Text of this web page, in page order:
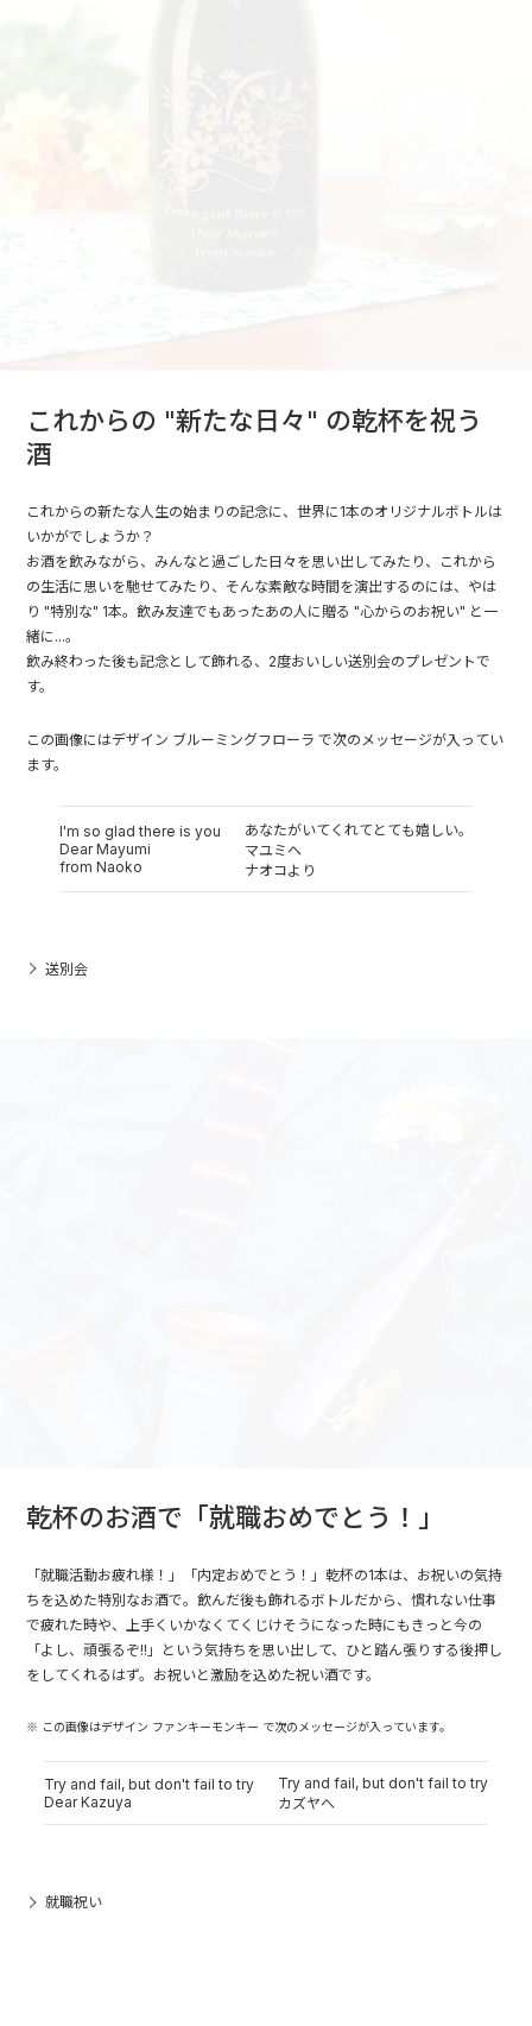
これからの "新たな日々" の乾杯を祝う
酒
これからの新たな人生の始まりの記念に、世界に1本のオリジナルボトルは
いかがでしょうか？
お酒を飲みながら、みんなと過ごした日々を思い出してみたり、これから
の生活に思いを馳せてみたり、そんな素敵な時間を演出するのには、やは
り "特別な" 1本。飲み友達でもあったあの人に贈る "心からのお祝い" と一
緒に...。
飲み終わった後も記念として飾れる、2度おいしい送別会のプレゼントで
す。
この画像にはデザイン ブルーミングフローラ で次のメッセージが入ってい
ます。
I'm so glad there is you
Dear Mayumi
from Naoko
あなたがいてくれてとても嬉しい。
マユミへ
ナオコより
送別会
乾杯のお酒で「就職おめでとう！」
「就職活動お疲れ様！」「内定おめでとう！」乾杯の1本は、お祝いの気持
ちを込めた特別なお酒で。飲んだ後も飾れるボトルだから、慣れない仕事
で疲れた時や、上手くいかなくてくじけそうになった時にもきっと今の
「よし、頑張るぞ!!」という気持ちを思い出して、ひと踏ん張りする後押し
をしてくれるはず。お祝いと激励を込めた祝い酒です。
※ この画像はデザイン ファンキーモンキー で次のメッセージが入っています。
Try and fail, but don't fail to try
Dear Kazuya
Try and fail, but don't fail to try
カズヤへ
就職祝い